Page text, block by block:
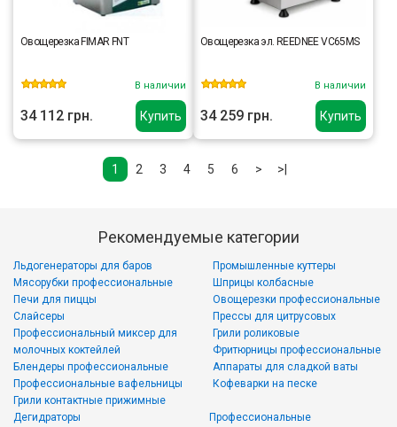
Купить
Овощерезка FIMAR FNT
В наличии
34 112 грн. Купить
Овощерезка эл. REEDNEE VC65MS
В наличии
34 259 грн.
1 2 3 4 5 6 > >|
Рекомендуемые категории
Льдогенераторы для баров
Мясорубки профессиональные
Печи для пиццы
Слайсеры
Промышленные куттеры
Шприцы колбасные
Овощерезки профессиональные
Прессы для цитрусовых
Профессиональный миксер для
молочных коктейлей
Блендеры профессиональные
Профессиональные вафельницы
Грили контактные прижимные
Грили роликовые
Фритюрницы профессиональные
Аппараты для сладкой ваты
Кофеварки на песке
Дегидраторы
Профессиональные